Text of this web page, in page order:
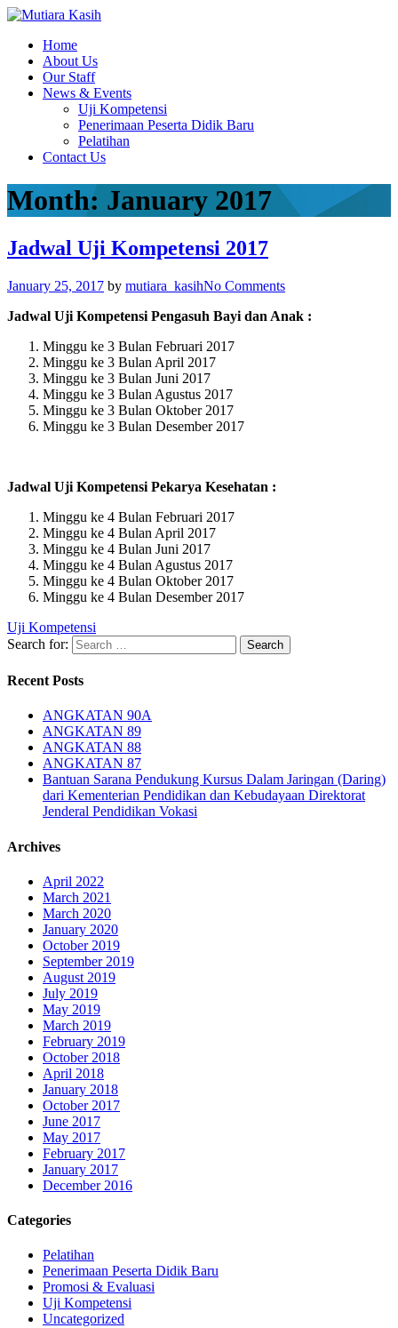
Home
About Us
Our Staff
News & Events
Uji Kompetensi
Penerimaan Peserta Didik Baru
Pelatihan
Contact Us
Month: January 2017
Jadwal Uji Kompetensi 2017
January 25, 2017 by mutiara_kasihNo Comments
Jadwal Uji Kompetensi Pengasuh Bayi dan Anak :
Minggu ke 3 Bulan Februari 2017
Minggu ke 3 Bulan April 2017
Minggu ke 3 Bulan Juni 2017
Minggu ke 3 Bulan Agustus 2017
Minggu ke 3 Bulan Oktober 2017
Minggu ke 3 Bulan Desember 2017
Jadwal Uji Kompetensi Pekarya Kesehatan :
Minggu ke 4 Bulan Februari 2017
Minggu ke 4 Bulan April 2017
Minggu ke 4 Bulan Juni 2017
Minggu ke 4 Bulan Agustus 2017
Minggu ke 4 Bulan Oktober 2017
Minggu ke 4 Bulan Desember 2017
Uji Kompetensi
Search for:
Recent Posts
ANGKATAN 90A
ANGKATAN 89
ANGKATAN 88
ANGKATAN 87
Bantuan Sarana Pendukung Kursus Dalam Jaringan (Daring)
dari Kementerian Pendidikan dan Kebudayaan Direktorat
Jenderal Pendidikan Vokasi
Archives
April 2022
March 2021
March 2020
January 2020
October 2019
September 2019
August 2019
July 2019
May 2019
March 2019
February 2019
October 2018
April 2018
January 2018
October 2017
June 2017
May 2017
February 2017
January 2017
December 2016
Categories
Pelatihan
Penerimaan Peserta Didik Baru
Promosi & Evaluasi
Uji Kompetensi
Uncategorized